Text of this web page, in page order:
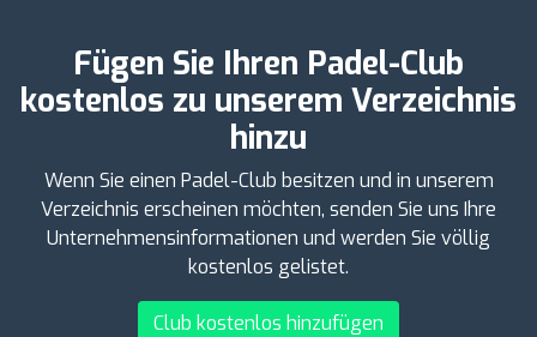
Fügen Sie Ihren Padel-Club
kostenlos zu unserem Verzeichnis
hinzu
Wenn Sie einen Padel-Club besitzen und in unserem
Verzeichnis erscheinen möchten, senden Sie uns Ihre
Unternehmensinformationen und werden Sie völlig
kostenlos gelistet.
Club kostenlos hinzufügen